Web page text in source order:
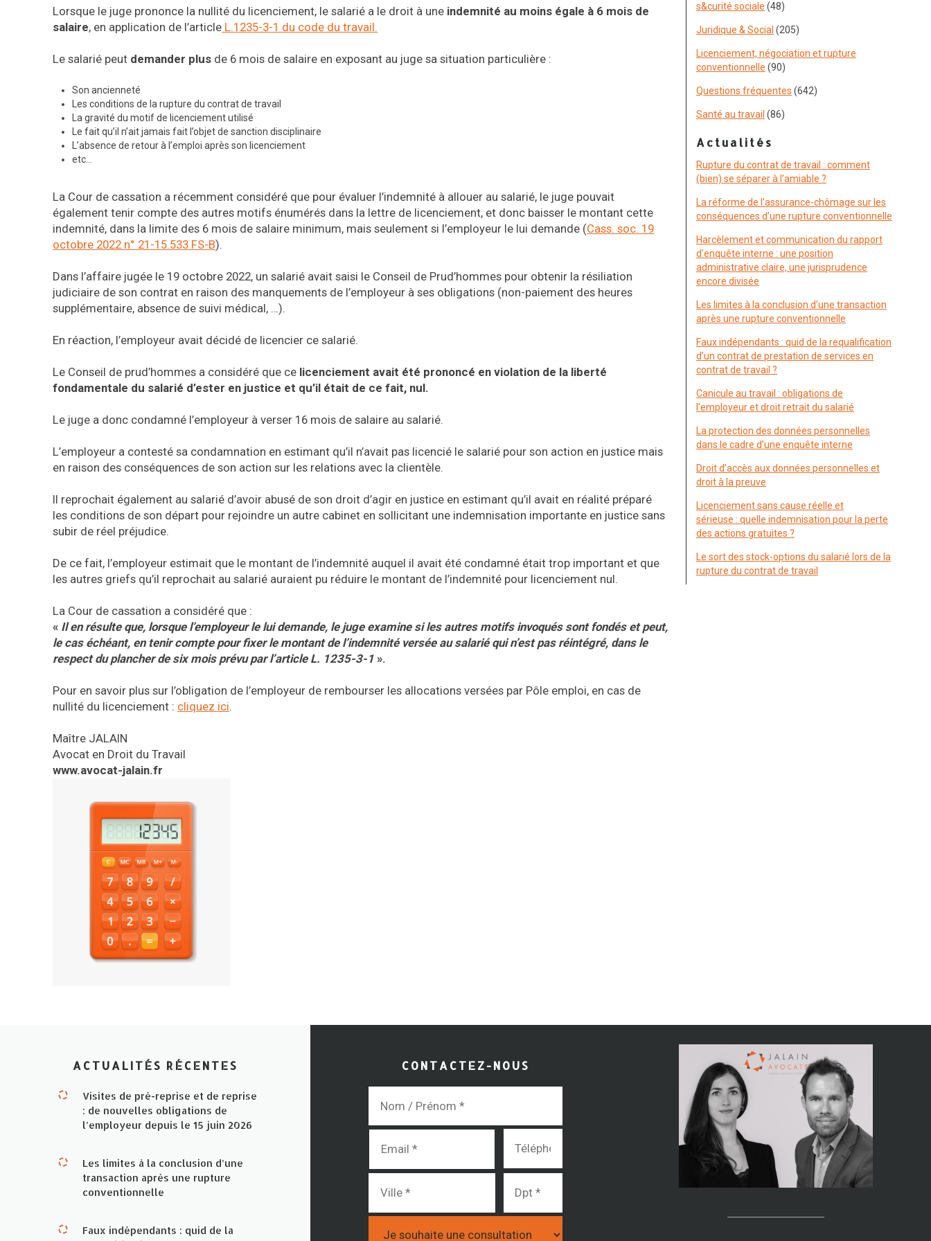
Lorsque le juge prononce la nullité du licenciement, le salarié a le droit à une indemnité au moins égale à 6 mois de
salaire, en application de l’article L.1235-3-1 du code du travail.
Le salarié peut demander plus de 6 mois de salaire en exposant au juge sa situation particulière :
Son ancienneté
Les conditions de la rupture du contrat de travail
La gravité du motif de licenciement utilisé
Le fait qu’il n’ait jamais fait l’objet de sanction disciplinaire
L’absence de retour à l’emploi après son licenciement
etc…
La Cour de cassation a récemment considéré que pour évaluer l’indemnité à allouer au salarié, le juge pouvait
également tenir compte des autres motifs énumérés dans la lettre de licenciement, et donc baisser le montant cette
indemnité, dans la limite des 6 mois de salaire minimum, mais seulement si l’employeur le lui demande (Cass. soc. 19
octobre 2022 n° 21-15.533 FS-B).
Dans l’affaire jugée le 19 octobre 2022, un salarié avait saisi le Conseil de Prud’hommes pour obtenir la résiliation
judiciaire de son contrat en raison des manquements de l’employeur à ses obligations (non-paiement des heures
supplémentaire, absence de suivi médical, …).
En réaction, l’employeur avait décidé de licencier ce salarié.
Le Conseil de prud’hommes a considéré que ce licenciement avait été prononcé en violation de la liberté
fondamentale du salarié d’ester en justice et qu’il était de ce fait, nul.
Le juge a donc condamné l’employeur à verser 16 mois de salaire au salarié.
L’employeur a contesté sa condamnation en estimant qu’il n’avait pas licencié le salarié pour son action en justice mais
en raison des conséquences de son action sur les relations avec la clientèle.
Il reprochait également au salarié d’avoir abusé de son droit d’agir en justice en estimant qu’il avait en réalité préparé
les conditions de son départ pour rejoindre un autre cabinet en sollicitant une indemnisation importante en justice sans
subir de réel préjudice.
De ce fait, l’employeur estimait que le montant de l’indemnité auquel il avait été condamné était trop important et que
les autres griefs qu’il reprochait au salarié auraient pu réduire le montant de l’indemnité pour licenciement nul.
La Cour de cassation a considéré que :
« Il en résulte que, lorsque l’employeur le lui demande, le juge examine si les autres motifs invoqués sont fondés et peut,
le cas échéant, en tenir compte pour fixer le montant de l’indemnité versée au salarié qui n’est pas réintégré, dans le
respect du plancher de six mois prévu par l’article L. 1235-3-1 ».
Pour en savoir plus sur l’obligation de l’employeur de rembourser les allocations versées par Pôle emploi, en cas de
nullité du licenciement : cliquez ici.
Maître JALAIN
Avocat en Droit du Travail
www.avocat-jalain.fr
s&curité sociale (48)
Juridique & Social (205)
Licenciement, négociation et rupture
conventionnelle (90)
Questions fréquentes (642)
Santé au travail (86)
Actualités
Rupture du contrat de travail : comment
(bien) se séparer à l’amiable ?
La réforme de l’assurance-chômage sur les
conséquences d’une rupture conventionnelle
Harcèlement et communication du rapport
d’enquête interne : une position
administrative claire, une jurisprudence
encore divisée
Les limites à la conclusion d’une transaction
après une rupture conventionnelle
Faux indépendants : quid de la requalification
d’un contrat de prestation de services en
contrat de travail ?
Canicule au travail : obligations de
l’employeur et droit retrait du salarié
La protection des données personnelles
dans le cadre d’une enquête interne
Droit d’accès aux données personnelles et
droit à la preuve
Licenciement sans cause réelle et
sérieuse : quelle indemnisation pour la perte
des actions gratuites ?
Le sort des stock-options du salarié lors de la
rupture du contrat de travail
ACTUALITÉS RÉCENTES
Visites de pré-reprise et de reprise
: de nouvelles obligations de
l’employeur depuis le 15 juin 2026
Les limites à la conclusion d’une
transaction après une rupture
conventionnelle
Faux indépendants : quid de la
CONTACTEZ-NOUS